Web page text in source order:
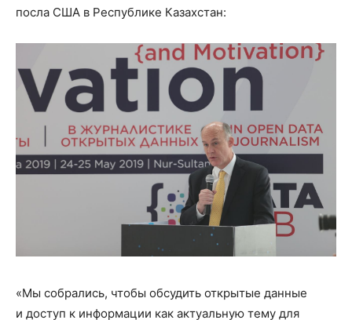
посла США в Республике Казахстан:
«Мы собрались, чтобы обсудить открытые данные
и доступ к информации как актуальную тему для